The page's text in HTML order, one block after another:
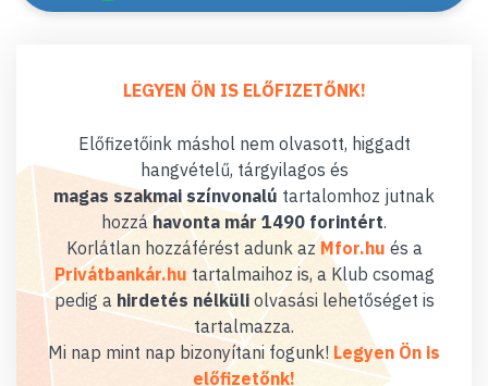
LEGYEN ÖN IS ELŐFIZETŐNK!
Előfizetőink máshol nem olvasott, higgadt
hangvételű, tárgyilagos és
magas szakmai színvonalú tartalomhoz jutnak
hozzáhavonta már 1490 forintért.
Korlátlan hozzáférést adunk az Mfor.hu és a
Privátbankár.hu tartalmaihoz is, a Klub csomag
pedig a hirdetés nélküliolvasási lehetőséget is
tartalmazza.
Mi nap mint nap bizonyítani fogunk! Legyen Ön is
előfizetőnk!